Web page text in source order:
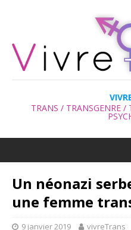
TRANS / TRANSGENRE /
Un néonazi
une femme
9 janvier 2019 vivreTrans